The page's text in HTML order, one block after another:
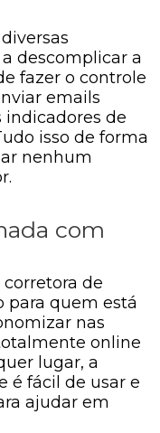
descomplicar a
fazer o controle
emails
de
isso de forma
nenhum
com
de
para quem está
nas
online
lugar, a
é fácil de usar e
ajudar em